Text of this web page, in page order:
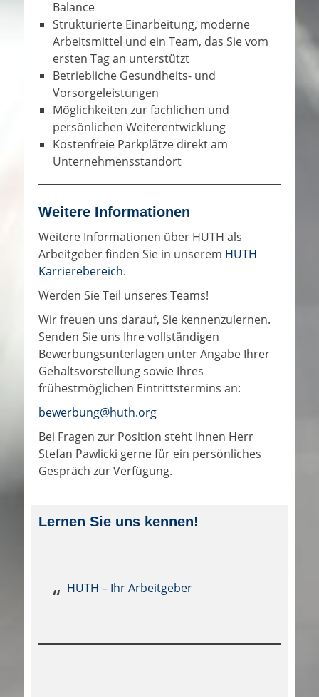
Balance
Strukturierte Einarbeitung, moderne
Arbeitsmittel und ein Team, das Sie vom
ersten Tag an unterstützt
Betriebliche Gesundheits- und
Vorsorgeleistungen
Möglichkeiten zur fachlichen und
persönlichen Weiterentwicklung
Kostenfreie Parkplätze direkt am
Unternehmensstandort
Weitere Informationen
Weitere Informationen über HUTH als
Arbeitgeber finden Sie in unserem HUTH
Karrierebereich.
Werden Sie Teil unseres Teams!
Wir freuen uns darauf, Sie kennenzulernen.
Senden Sie uns Ihre vollständigen
Bewerbungsunterlagen unter Angabe Ihrer
Gehaltsvorstellung sowie Ihres
frühestmöglichen Eintrittstermins an:
bewerbung@huth.org
Bei Fragen zur Position steht Ihnen Herr
Stefan Pawlicki gerne für ein persönliches
Gespräch zur Verfügung.
Lernen Sie uns kennen!
HUTH – Ihr Arbeitgeber